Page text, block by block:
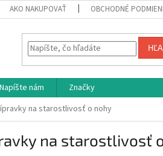
AKO NAKUPOVAŤ OBCHODNÉ
Napíšte nám
Značky
na starostlivosť o nohy
na starostlivosť